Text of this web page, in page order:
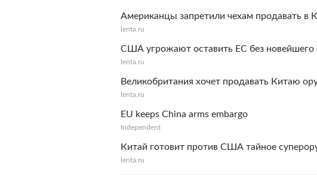
Американцы запретили чехам продавать в
lenta.ru
США угрожают оставить ЕС без новейшего
lenta.ru
Великобритания хочет продавать Китаю
lenta.ru
EU keeps China arms embargo
Independent
Китай готовит против США тайное
lenta.ru